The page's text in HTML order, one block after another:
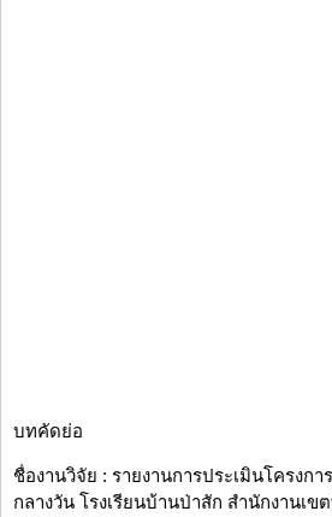
บทคัดย่อ
ชื่องานวิจัย : รายงานการประเมินโครงกา
กลางวัน โรงเรียนบ้านป่าสัก สำนักงานเ